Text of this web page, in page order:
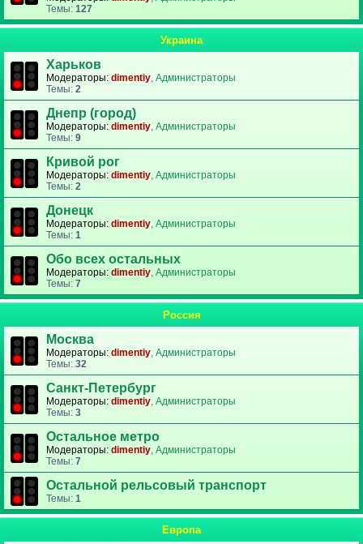
Темы: 127
Украина
Харьков
Модераторы: dimentiy, Администраторы
Темы: 2
Днепр (город)
Модераторы: dimentiy, Администраторы
Темы: 9
Кривой рог
Модераторы: dimentiy, Администраторы
Темы: 2
Донецк
Модераторы: dimentiy, Администраторы
Темы: 1
Обо всех остальных
Модераторы: dimentiy, Администраторы
Темы: 7
Россия
Москва
Модераторы: dimentiy, Администраторы
Темы: 32
Санкт-Петербург
Модераторы: dimentiy, Администраторы
Темы: 3
Остальное метро
Модераторы: dimentiy, Администраторы
Темы: 7
Остальной рельсовый транспорт
Темы: 1
Европа